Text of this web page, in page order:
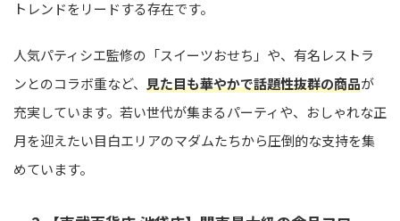
トレンドをリードする存在です。
人気パティシエ監修の「スイーツおせち」や、有名レストラ
ンとのコラボ重など、 見た目も華やかで話題性抜群の商品が
充実しています。若い世代が集まるパーティや、おしゃれな正
月を迎えたい目白エリアのマダムたちから圧倒的な支持を集
めています。